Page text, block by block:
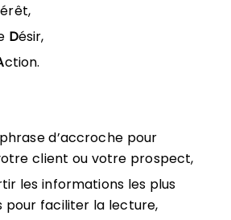
Désir,
ction.
d’accroche pour
client ou votre prospect,
les informations les plus
pour faciliter la lecture,